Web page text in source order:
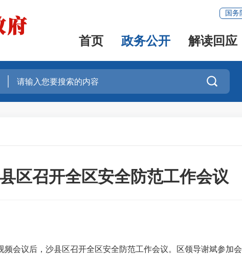
国务
首页 政务公开 解读回应

区召开全区安全防范工作会议
议后，沙县区召开全区安全防范工作会议。区领导谢斌参加会